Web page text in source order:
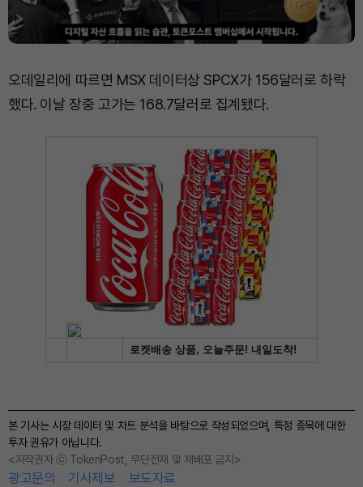
Hyperliquid (HYPE) 76,471 (-1.66%)
Dogecoin (DOGE) ₩98.65(+1.60%)
오데일리에 따르면 MSX 데이터상 SPCX가 156달러로 하락
했다. 이날 장중 고가는 168.7달러로 집계됐다.
본 기사는 시장 데이터 및 차트 분석을 바탕으로 작성되었으며, 특정 종목에 대한
투자 권유가 아닙니다.
<저작권자 ⓒ TokenPost, 무단전재 및 재배포 금지>
광고문의 기사제보 보도자료